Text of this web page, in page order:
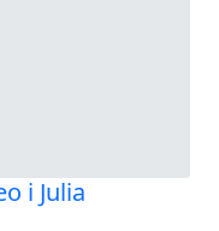
i Julia